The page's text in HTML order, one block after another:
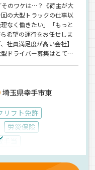
のワケは…？《荷主が大
の大型トラックの仕事以
なく働きたい」「もっと
希望の運行をお任せしま
社員満足度が高い会社】
ドライバー募集はとても
埼玉県幸手市東
リフト免許
労災保険
当
給休暇